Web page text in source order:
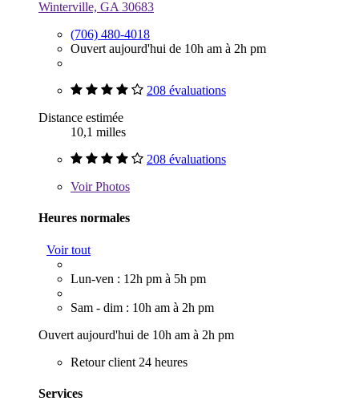
Winterville, GA 30683
(706) 480-4018
Ouvert aujourd'hui de 10h am à 2h pm
208 évaluations
Distance estimée
10,1 milles
208 évaluations
VoirPhotos
Heures normales
Voir tout
Lun-ven : 12h pm à 5h pm
Sam - dim : 10h am à 2h pm
Ouvert aujourd'hui de 10h am à 2h pm
Retour client 24 heures
Services